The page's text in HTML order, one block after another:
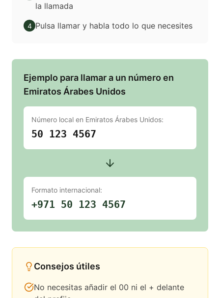
la llamada
4 Pulsa llamar y habla todo lo que necesites
Ejemplo para llamar a un número en
Emiratos Árabes Unidos
Número local en Emiratos Árabes Unidos:
50 123 4567
Formato internacional:
+971 50 123 4567
Consejos útiles
No necesitas añadir el 00 ni el + delante